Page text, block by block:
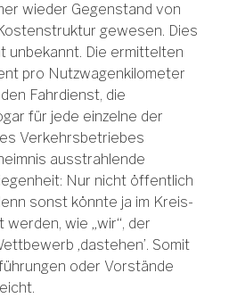
wieder Gegenstand von
gewesen. Dies
unbekannt. Die ermittelten
pro Nutzwagenkilometer
Fahrdienst, die
für jede einzelne der
Verkehrsbetriebes
ausstrahlende
Nur nicht öffentlich
sonst könnte ja im Kreis-
wie „wir“, der
‚dastehen’. Somit
oder Vorstände